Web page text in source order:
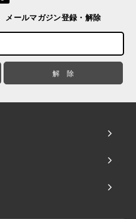
メールマガジン登録・解除